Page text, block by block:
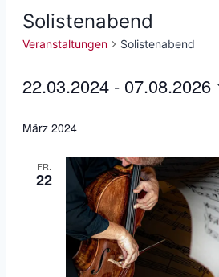
Solistenabend
Veranstaltungen Solistenabend
Veranstaltungen
22.03.2024 - 07.08.2026
wählen.
März 2024
FR.
22